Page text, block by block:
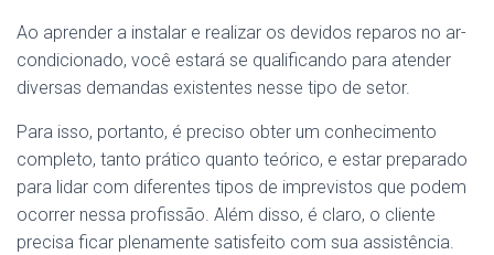
Ao aprender a instalar e realizar os devidos reparos no ar-
condicionado, você estará se qualificando para atender
diversas demandas existentes nesse tipo de setor.
Para isso, portanto, é preciso obter um conhecimento
completo, tanto prático quanto teórico, e estar preparado
para lidar com diferentes tipos de imprevistos que podem
ocorrer nessa profissão. Além disso, é claro, o cliente
precisa ficar plenamente satisfeito com sua assistência.